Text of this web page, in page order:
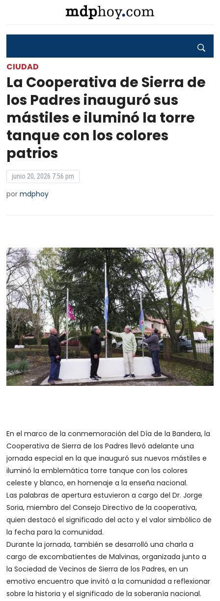
CIUDAD
La Cooperativa de Sierra de
los Padres inauguró sus
mástiles e iluminó la torre
tanque con los colores
patrios
junio 20, 2026 7:56 pm
pormdphoy
En el marco de la conmemoración del Día de la Bandera, la
Cooperativa de Sierra de los Padres llevó adelante una
jornada especial en la que inauguró sus nuevos mástiles e
iluminó la emblemática torre tanque con los colores
celeste y blanco, en homenaje a la enseña nacional.
Las palabras de apertura estuvieron a cargo del Dr. Jorge
Soria, miembro del Consejo Directivo de la cooperativa,
quien destacó el significado del acto y el valor simbólico de
la fecha para la comunidad.
Durante la jornada, también se desarrolló una charla a
cargo de excombatientes de Malvinas, organizada junto a
la Sociedad de Vecinos de Sierra de los Padres, en un
emotivo encuentro que invitó a la comunidad a reflexionar
sobre la historia y el significado de la soberanía nacional.